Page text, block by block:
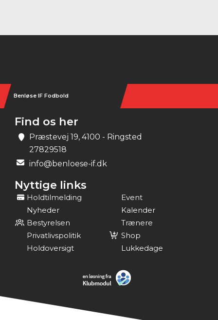
Benløse IF Fodbold
Find os her
Præstevej 19, 4100 - Ringsted
27829518
info@benloese-if.dk
Nyttige links
Holdtilmelding
Event
Nyheder
Kalender
Bestyrelsen
Trænere
Privatlivspolitik
Shop
Holdoversigt
Lukkedage